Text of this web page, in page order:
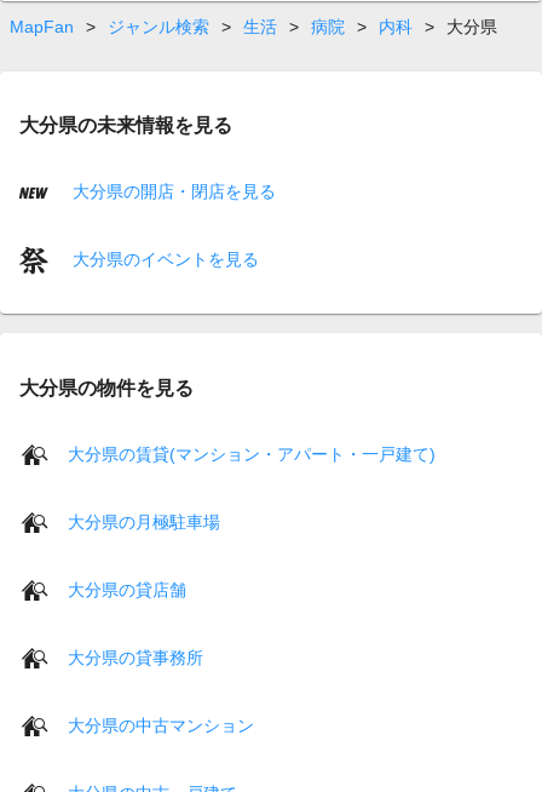
MapFan > ジャンル検索 > 生活 > 病院 > 内科 > 大分県
大分県の未来情報を見る
大分県の開店・閉店を見る
大分県のイベントを見る
大分県の物件を見る
大分県の賃貸(マンション・アパート・一戸建て)
大分県の月極駐車場
大分県の貸店舗
大分県の貸事務所
大分県の中古マンション